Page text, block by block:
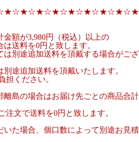
額が3,980円（税込）以上の
送料を0円と致します。
別途追加送料を頂戴する場合がござ
途追加送料を頂戴いたします。
担ください。
離島の場合はお届け先ごとの商品合計
注文で送料を0円と致します。
た場合、個口数によって別途お見積